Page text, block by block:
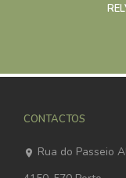
CONTACTOS
Rua do Passeio